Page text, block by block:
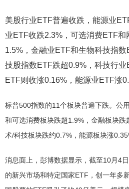
美股行业ETF普遍收跌，能源业
业ETF收跌2.3%，可选消费ETF和
1.5%，金融业ETF和生物科技指
技股指数ETF跌超0.9%，科技行
ETF则收涨0.16%，能源业ETF涨
标普500指数的11个板块普遍下跌。公
和可选消费板块跌超1.9%，金融板块
术/科技板块跌约0.7%，能源板块涨
消息面上，彭博数据显示，截至10月4
的新兴市场和特定国家ETF，创一年多